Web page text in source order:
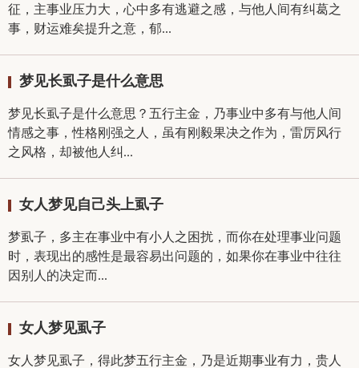
征，主事业压力大，心中多有逃避之感，与他人间有纠葛之
事，财运难矣提升之意，郁...
梦见长虱子是什么意思
梦见长虱子是什么意思？五行主金，乃事业中多有与他人间
情感之事，性格刚强之人，虽有刚毅果决之作为，雷厉风行
之风格，却被他人纠...
女人梦见自己头上虱子
梦虱子，多主在事业中有小人之困扰，而你在处理事业问题
时，表现出的感性是最容易出问题的，如果你在事业中往往
因别人的决定而...
女人梦见虱子
女人梦见虱子，得此梦五行主金，乃是近期事业有力，贵人